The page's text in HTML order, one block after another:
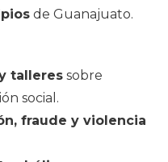
de Guanajuato.
talleres sobre
social.
fraude y violencia